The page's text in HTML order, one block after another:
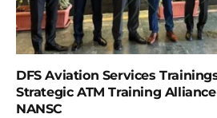
DFS Aviation Services
Strategic ATM Training
NANSC